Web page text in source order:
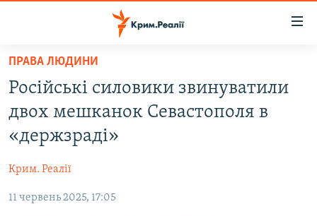
Перейти
основного
матеріалу
до
основної
навігації
Перейти
БЛОГИ
ПОГЛЯД
ПРАВА ЛЮДИНИ
Російські силовики звинуватили
двох мешканок Севастополя в
«держзраді»
Крим. Реалії
11 червень 2025, 17:05